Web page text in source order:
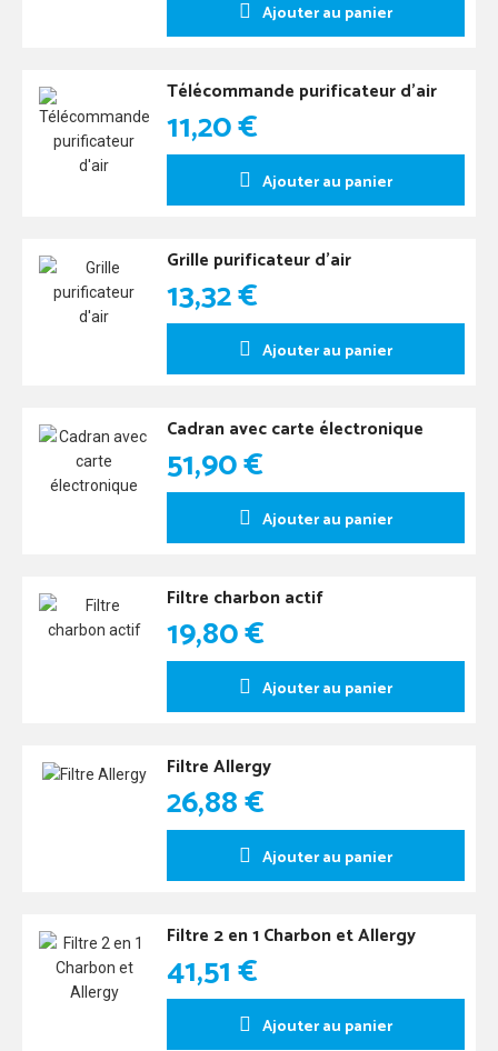
Ajouter au panier
Télécommande purificateur d'air
11,20 €
Ajouter au panier
Grille purificateur d'air
13,32 €
Ajouter au panier
Cadran avec carte électronique
51,90 €
Ajouter au panier
Filtre charbon actif
19,80 €
Ajouter au panier
Filtre Allergy
26,88 €
Ajouter au panier
Filtre 2 en 1 Charbon et Allergy
41,51 €
Ajouter au panier